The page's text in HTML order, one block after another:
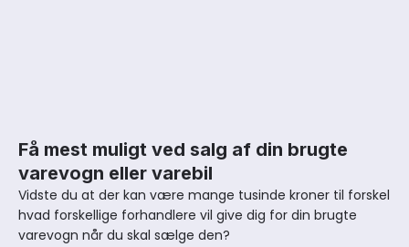
Få mest muligt ved salg af din brugte
varevogn eller varebil
Vidste du at der kan være mange tusinde kroner til forskel
hvad forskellige forhandlere vil give dig for din brugte
varevogn når du skal sælge den?